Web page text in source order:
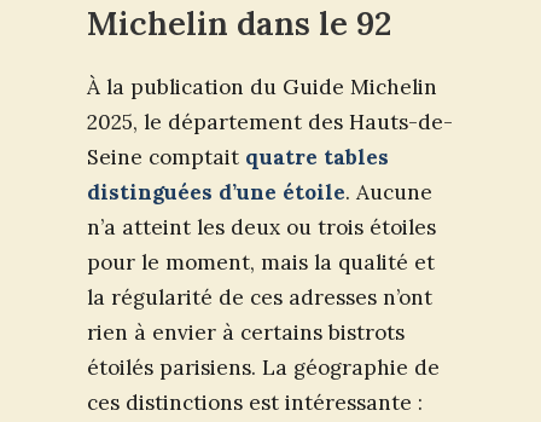
Michelin dans le 92
À la publication du Guide Michelin
2025, le département des Hauts-de-
Seine comptait quatre tables
distinguées d’une étoile. Aucune
n’a atteint les deux ou trois étoiles
pour le moment, mais la qualité et
la régularité de ces adresses n’ont
rien à envier à certains bistrots
étoilés parisiens. La géographie de
ces distinctions est intéressante :